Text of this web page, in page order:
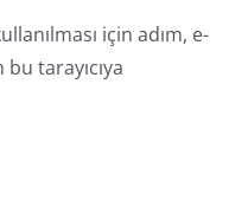
için adım, e-
tarayıcıya